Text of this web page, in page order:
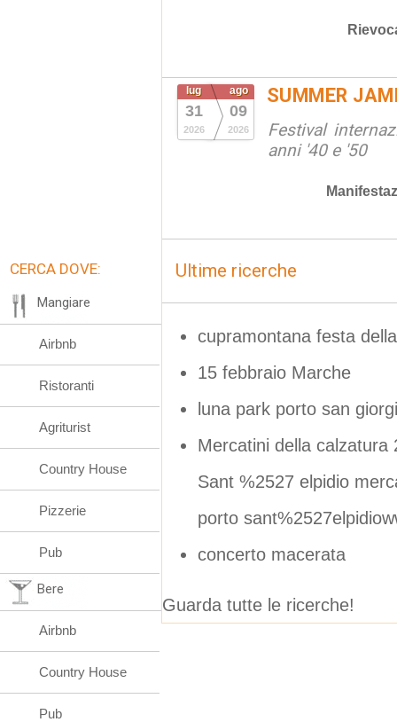
lug
31
2026
ago
09
2026
SUMMER
Festival
anni '40 e '50
Ultime ricerche
cupramontana festa
15 febbraio Marche
luna park porto san
Mercatini della calzatura
Sant %2527 elpidio
porto
concerto macerata
Guarda tutte le ricerche!
CERCA DOVE:
Mangiare
Airbnb
Ristoranti
Agriturist
Country House
Pizzerie
Pub
Bere
Airbnb
Country House
Pub